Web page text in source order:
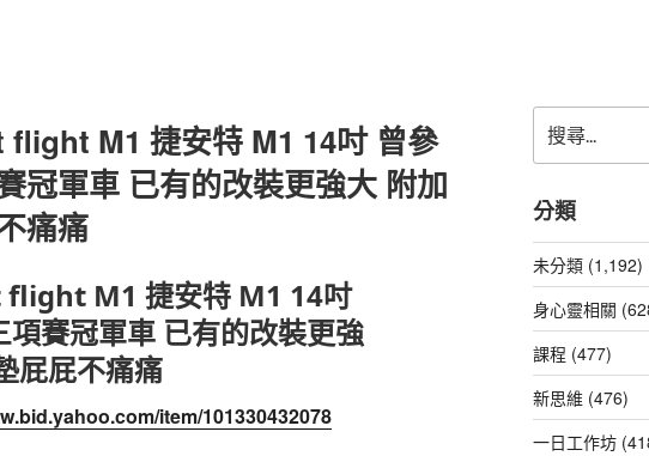
flight M1 捷安特 M1 14吋 曾參
冠軍車 已有的改裝更強大 附加
痛痛
M1 捷安特 M1 14吋
項賽冠軍車 已有的改裝更強
屁屁不痛痛
item/101330432078
尋
關
鍵
字:
分類
未分類 (1,192)
身心靈相關
課程 (477)
新思維 (476)
一日工作坊